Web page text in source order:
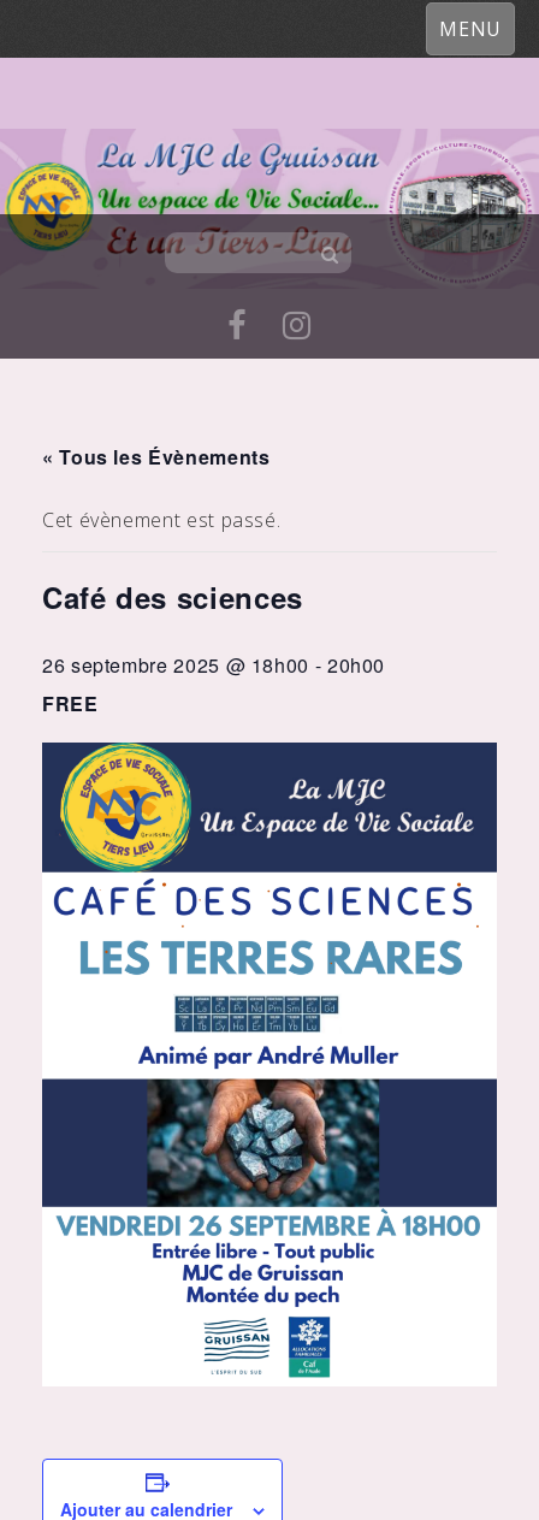
MENU
« Tous les Évènements
Cet évènement est passé.
Café des sciences
26 septembre 2025 @ 18h00 - 20h00
FREE
Ajouter au calendrier